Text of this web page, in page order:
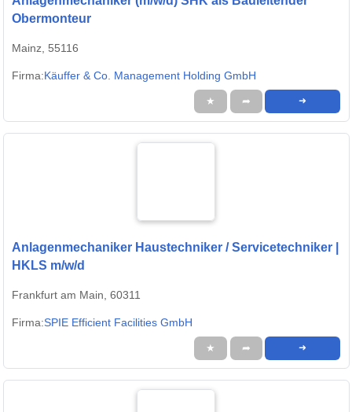
Obermonteur
Mainz, 55116
Firma:Käuffer & Co. Management Holding GmbH
★ ➦ ➜
Anlagenmechaniker Haustechniker / Servicetechniker |
HKLS m/w/d
Frankfurt am Main, 60311
Firma:SPIE Efficient Facilities GmbH
★ ➦ ➜